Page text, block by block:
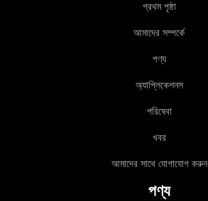
প্রথম পৃষ্ঠা
আমাদের সম্পর্কে
পণ্য
অ্যাপ্লিকেশনস
পরিষেবা
খবর
আমাদের সাথে যোগাযোগ করুন
পণ্য